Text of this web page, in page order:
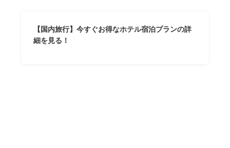
【国内旅行】今すぐお得なホテル宿泊プランの詳
細を見る！